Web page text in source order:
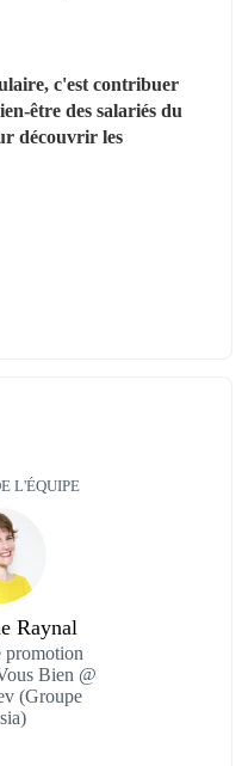
c'est contribuer
être des salariés du
découvrir les
L'ÉQUIPE
Raynal
promotion
Bien @
(Groupe